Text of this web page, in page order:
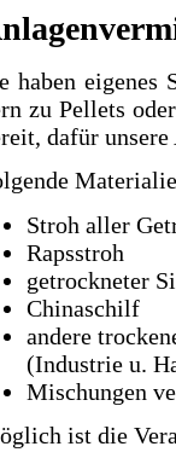
haben eigenes
zu Pellets
dafür
Stroh aller
Rapsstroh
getrockneter
Chinaschilf
andere
(Industrie u.
Mischungen
ist die